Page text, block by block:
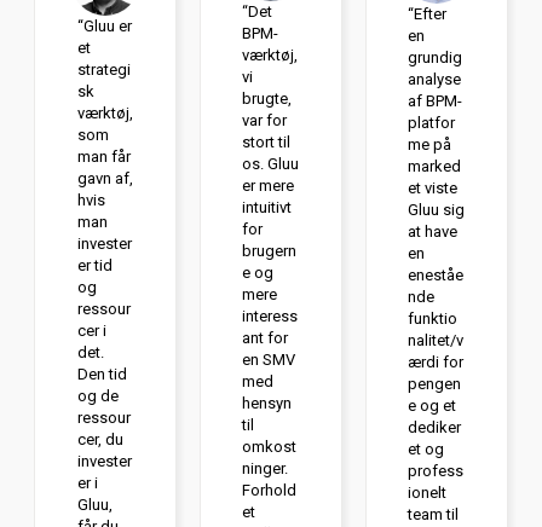
“Gluu er
et
strategi
sk
værktøj,
som
man får
gavn af,
hvis
man
invester
er tid
og
ressour
cer i
det.
Den tid
og de
ressour
cer, du
invester
er i
Gluu,
“Det
BPM-
værktøj,
vi
brugte,
var for
stort til
os. Gluu
er mere
intuitivt
for
brugern
e og
mere
interess
ant for
en SMV
med
hensyn
til
omkost
ninger.
Forhold
et
“Efter
en
grundig
analyse
af BPM-
platfor
me på
marked
et viste
Gluu sig
at have
en
eneståe
nde
funktio
nalitet/v
ærdi for
pengen
e og et
dediker
et og
profess
ionelt
team til